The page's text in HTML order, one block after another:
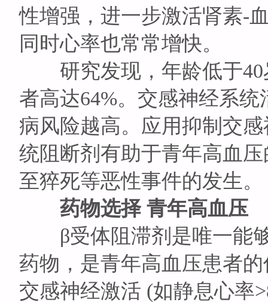
性增强，进一步激活肾素-
同时心率也常常增快。
研究发现，年龄低于40
者高达64%。交感神经系
病风险越高。应用抑制交
统阻断剂有助于青年高血
至猝死等恶性事件的发生。
药物选择 青年高血压
β受体阻滞剂是唯一能够
药物，是青年高血压患者
交感神经激活 (如静息心率